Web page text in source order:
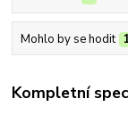
Mohlo by se hodit
Kompletní